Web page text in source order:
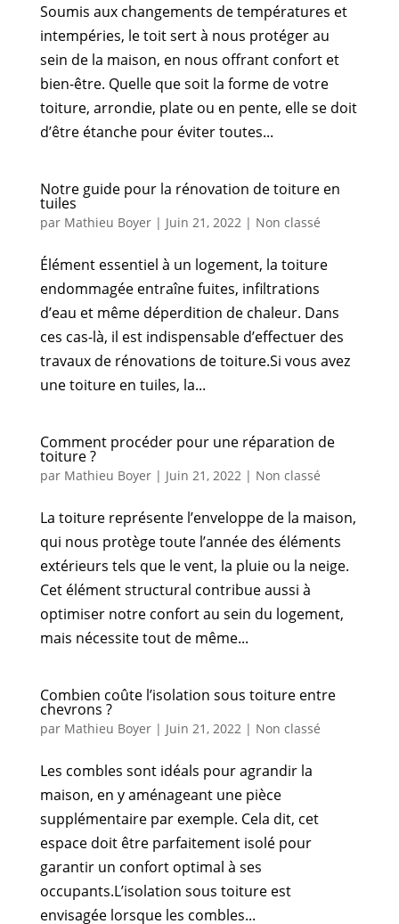
Soumis aux changements de températures et
intempéries, le toit sert à nous protéger au
sein de la maison, en nous offrant confort et
bien-être. Quelle que soit la forme de votre
toiture, arrondie, plate ou en pente, elle se doit
d’être étanche pour éviter toutes...
Notre guide pour la rénovation de toiture en
tuiles
par Mathieu Boyer| Juin 21, 2022 | Non classé
Élément essentiel à un logement, la toiture
endommagée entraîne fuites, infiltrations
d’eau et même déperdition de chaleur. Dans
ces cas-là, il est indispensable d’effectuer des
travaux de rénovations de toiture.Si vous avez
une toiture en tuiles, la...
Comment procéder pour une réparation de
toiture ?
par Mathieu Boyer| Juin 21, 2022 | Non classé
La toiture représente l’enveloppe de la maison,
qui nous protège toute l’année des éléments
extérieurs tels que le vent, la pluie ou la neige.
Cet élément structural contribue aussi à
optimiser notre confort au sein du logement,
mais nécessite tout de même...
Combien coûte l’isolation sous toiture entre
chevrons ?
par Mathieu Boyer| Juin 21, 2022 | Non classé
Les combles sont idéals pour agrandir la
maison, en y aménageant une pièce
supplémentaire par exemple. Cela dit, cet
espace doit être parfaitement isolé pour
garantir un confort optimal à ses
occupants.L’isolation sous toiture est
envisagée lorsque les combles...